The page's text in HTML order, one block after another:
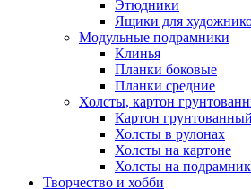
Этюдники
Ящики для
Модульные подрамники
Клинья
Планки боковые
Планки средние
Холсты, картон
Картон грунтованный
Холсты в рулонах
Холсты на картоне
Холсты на
Творчество и хобби